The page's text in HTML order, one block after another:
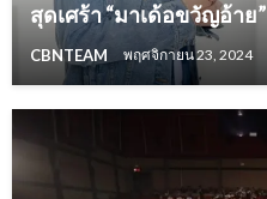
สุดเศร้า “มาเด้อขวัญอ้าย”
CBNTEAM พฤศจิกายน 23, 2024